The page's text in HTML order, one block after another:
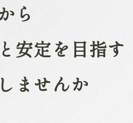
ら
安定を目指す
ませんか